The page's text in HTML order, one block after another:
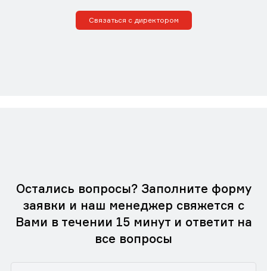
Связаться с директором
Остались вопросы? Заполните форму
заявки и наш менеджер свяжется с
Вами в течении 15 минут и ответит на
все вопросы